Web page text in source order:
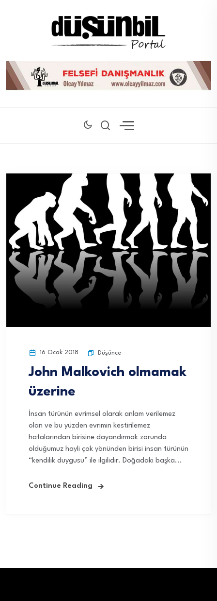
16 Ocak 2018 Düşünce
John Malkovich olmamak
üzerine
İnsan türünün evrimsel olarak anlam verilemez
olan ve bu yüzden evrimin kestirilemez
hatalarından birisine dayandırmak zorunda
olduğumuz hayli çok yönünden birisi insan türünün
“kendilik duygusu” ile ilgilidir. Doğadaki başka...
Continue Reading